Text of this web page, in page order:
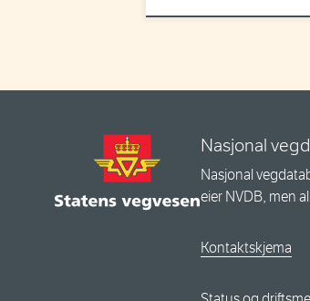
Nasjonal
Nasjonal
eier NVDB, men
Kontaktskjema